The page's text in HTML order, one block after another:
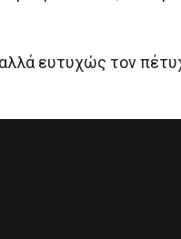
ευτυχώς τον